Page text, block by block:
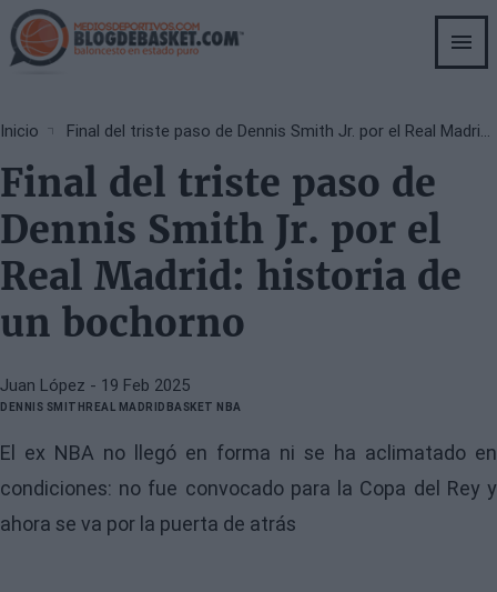
Skip
to
main
Breadcrumb
Inicio Final del triste paso de Dennis Smith Jr. por el Real Madrid: historia de un bochorno
Final del triste paso de
Dennis Smith Jr. por el
Real Madrid: historia de
un bochorno
Juan López - 19 Feb 2025
DENNIS SMITHREAL MADRID BASKET NBA
El ex NBA no llegó en forma ni se ha aclimatado en
condiciones: no fue convocado para la Copa del Rey y
ahora se va por la puerta de atrás